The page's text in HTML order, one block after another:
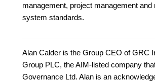
management, project management and
system standards.
Alan Calder is the Group CEO of GRC
Group PLC, the AIM-listed company
Governance Ltd. Alan is an